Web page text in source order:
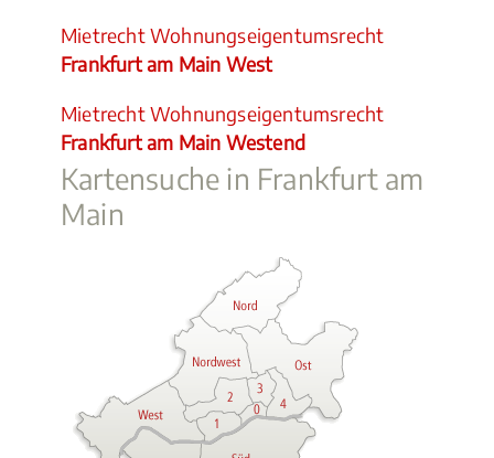
Mietrecht Wohnungseigentumsrecht
Frankfurt am Main West
Mietrecht Wohnungseigentumsrecht
Frankfurt am Main Westend
Kartensuche in Frankfurt am
Main